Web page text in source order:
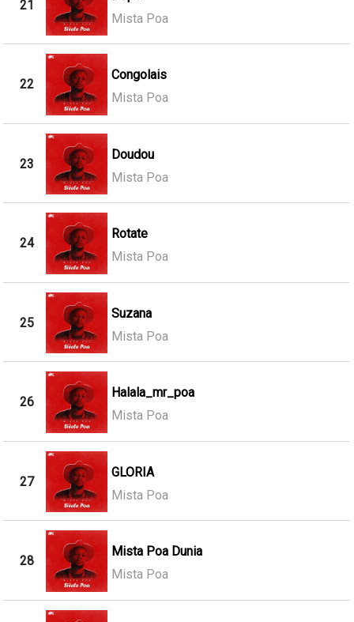
21
Mista Poa
22
Congolais
Mista Poa
23
Doudou
Mista Poa
24
Rotate
Mista Poa
25
Suzana
Mista Poa
26
Halala_mr_poa
Mista Poa
27
GLORIA
Mista Poa
28
Mista Poa Dunia
Mista Poa